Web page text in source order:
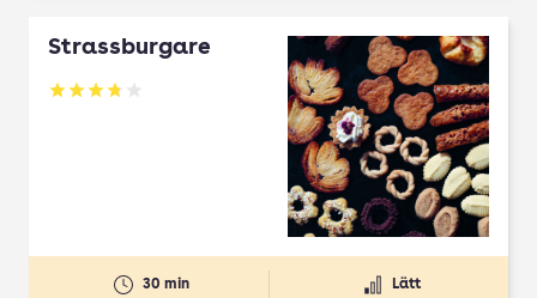
Strassburgare
Betyg: 3.78 av 5
30 min Lätt